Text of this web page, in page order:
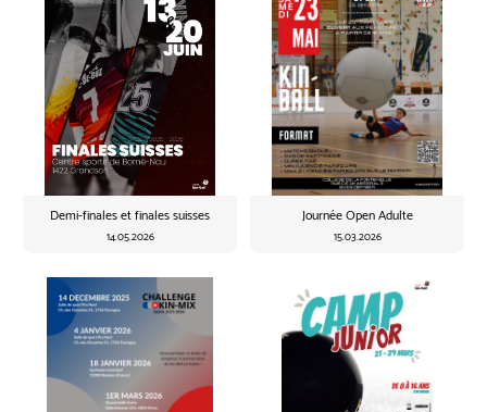
Demi-finales et finales suisses
14.05.2026
Journée Open Adulte
15.03.2026